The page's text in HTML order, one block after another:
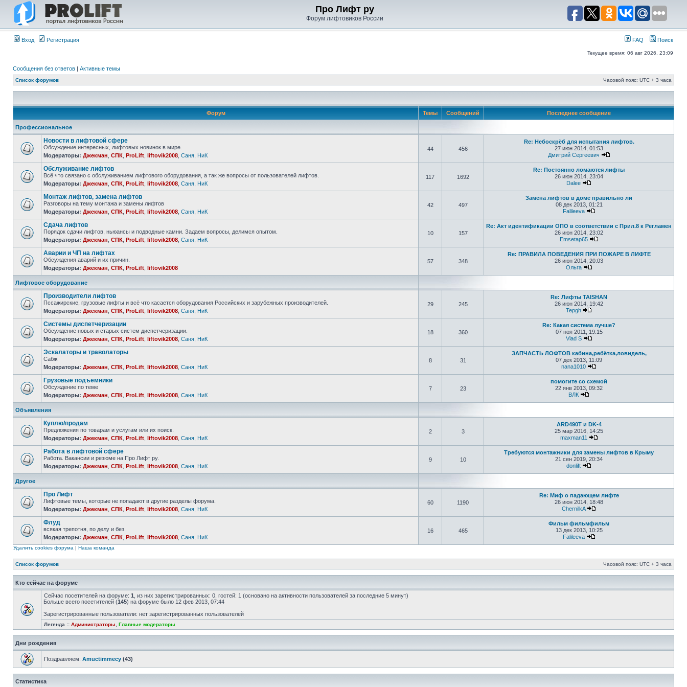
Про Лифт ру
Форум лифтовиков России
Вход Регистрация FAQ Поиск
Текущее время: 06 авг 2026, 23:09
Сообщения без ответов | Активные темы
Список форумов Часовой пояс: UTC + 3 часа
Форум Темы Сообщений Последнее сообщение
Профессиональное
Новости в лифтовой сфере
Обсуждение интересных, лифтовых новинок в мире.
Модераторы: Джекман СПК ProLift liftovik2008 Саня НиК
44 456
Re: Небоскрёб для испытания лифтов.
27 июн 2014, 01:53
Дмитрий Сергеевич
Обслуживание лифтов
Всё что связано с обслуживанием лифтового оборудования, а так же вопросы от пользователей лифтов.
Модераторы: Джекман СПК ProLift liftovik2008 Саня НиК
117 1692
Re: Постоянно ломаются лифты
26 июн 2014, 23:04
Dalee
Монтаж лифтов, замена лифтов
Разговоры на тему монтажа и замены лифтов
Модераторы: Джекман СПК ProLift liftovik2008 Саня НиК
42 497
Замена лифтов в доме правильно ли
08 дек 2013, 01:21
Falileeva
Сдача лифтов
Порядок сдачи лифтов, ньюансы и подводные камни. Задаем вопросы, делимся опытом.
Модераторы: Джекман СПК ProLift liftovik2008 Саня НиК
10 157
Re: Акт идентификации ОПО в соответствии с Прил.8 к Регламен
26 июн 2014, 23:02
Emsetap65
Аварии и ЧП на лифтах
Обсуждения аварий и их причин.
Модераторы: Джекман СПК ProLift liftovik2008
57 348
Re: ПРАВИЛА ПОВЕДЕНИЯ ПРИ ПОЖАРЕ В ЛИФТЕ
26 июн 2014, 20:03
Ольга
Лифтовое оборудование
Производители лифтов
Пссажирские, грузовые лифты и всё что касается оборудования Российских и зарубежных производителей.
Модераторы: Джекман СПК ProLift liftovik2008 Саня НиК
29 245
Re: Лифты TAISHAN
26 июн 2014, 19:42
Tepgh
Системы диспетчеризации
Обсуждение новых и старых систем диспетчеризации.
Модераторы: Джекман СПК ProLift liftovik2008 Саня НиК
18 360
Re: Какая система лучше?
07 ноя 2011, 19:15
Vlad S
Эскалаторы и траволаторы
Сабж
Модераторы: Джекман СПК ProLift liftovik2008 Саня НиК
8 31
ЗАПЧАСТЬ ЛОФТОВ кабина,ребётка,ловидель,
07 дек 2013, 11:09
nana1010
Грузовые подъемники
Обсуждение по теме
Модераторы: Джекман СПК ProLift liftovik2008 Саня НиК
7 23
помогите со схемой
22 янв 2013, 09:32
ВЛК
Объявления
Куплю/продам
Предложения по товарам и услугам или их поиск.
Модераторы: Джекман СПК ProLift liftovik2008 Саня НиК
2 3
ARD490T и DK-4
25 мар 2016, 14:25
maxman11
Работа в лифтовой сфере
Работа. Вакансии и резюме на Про Лифт ру.
Модераторы: Джекман СПК ProLift liftovik2008 Саня НиК
9 10
Требуются монтажники для замены лифтов в Крыму
21 сен 2019, 20:34
donlift
Другое
Про Лифт
Лифтовые темы, которые не попадают в другие разделы форума.
Модераторы: Джекман СПК ProLift liftovik2008 Саня НиК
60 1190
Re: Миф о падающем лифте
26 июн 2014, 18:48
ChernilkA
Флуд
всякая трепотня, по делу и без.
Модераторы: Джекман СПК ProLift liftovik2008 Саня НиК
16 465
Фильм фильмфильм
13 дек 2013, 10:25
Falileeva
Удалить cookies форума | Наша команда
Список форумов Часовой пояс: UTC + 3 часа
Кто сейчас на форуме
Сейчас посетителей на форуме: 1 , из них зарегистрированных: 0, гостей: 1 (основано на активности пользователей за последние 5 минут)
Больше всего посетителей (145) на форуме было 12 фев 2013, 07:44
Зарегистрированные пользователи: нет зарегистрированных пользователей
Легенда :: Администраторы Главные модераторы
Дни рождения
Поздравляем: Amuctimmecy (43)
Статистика